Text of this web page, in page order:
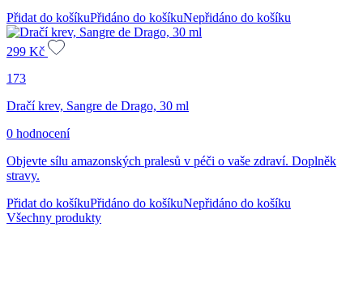
Přidat do košíkuPřidáno do košíkuNepřidáno do košíku
299 Kč
173
Dračí krev, Sangre de Drago, 30 ml
0 hodnocení
Objevte sílu amazonských pralesů v péči o vaše zdraví. Doplněk
stravy.
Přidat do košíkuPřidáno do košíkuNepřidáno do košíku
Všechny produkty